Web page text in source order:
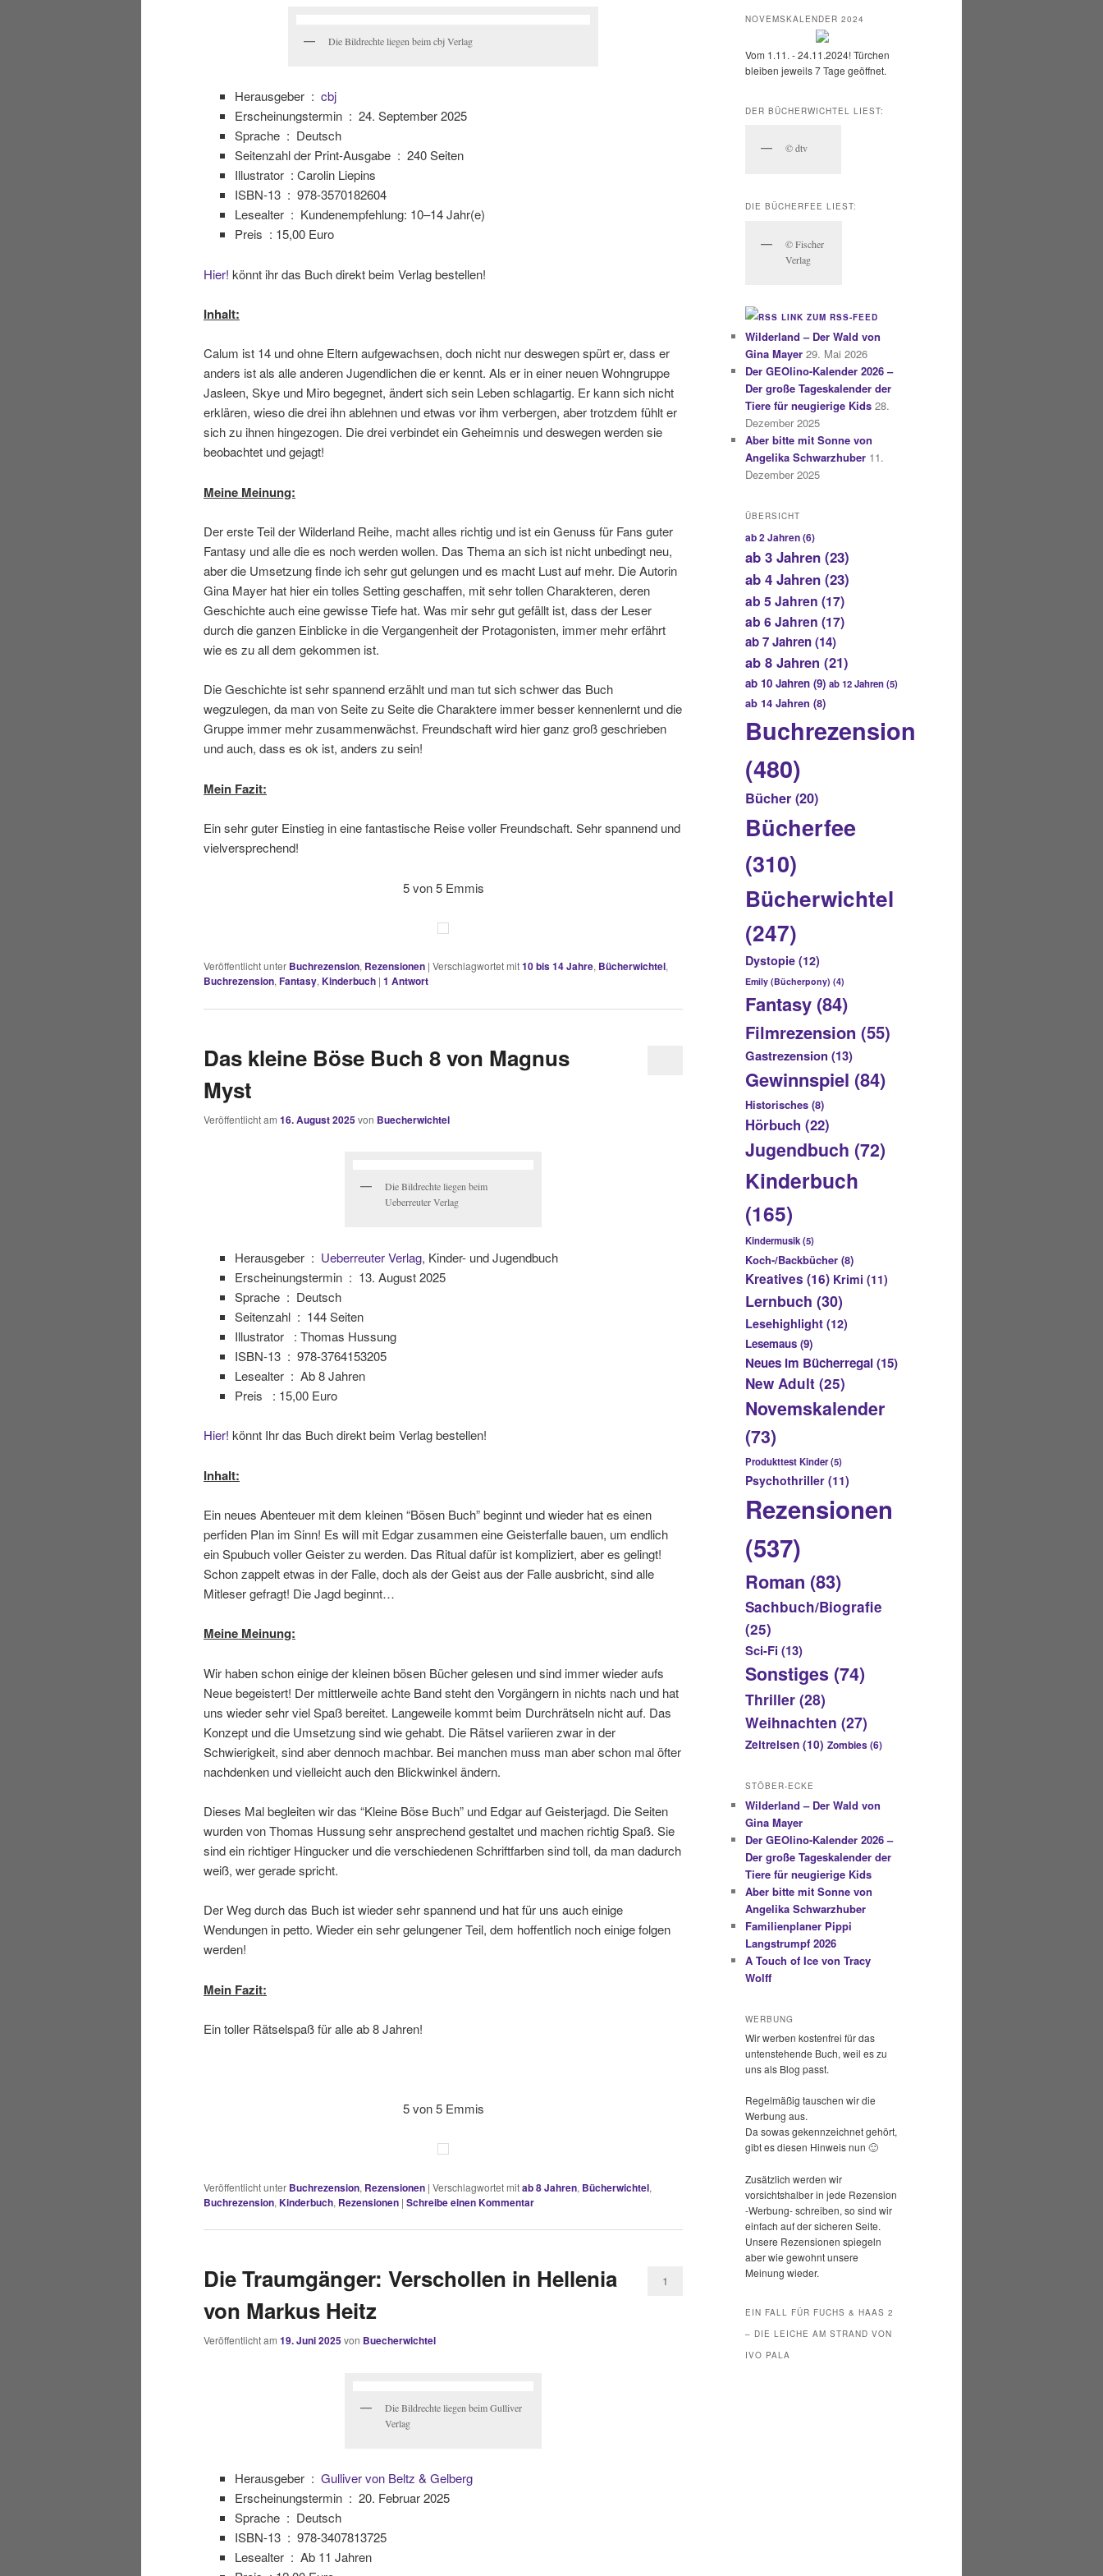
Die Bildrechte liegen beim cbj Verlag
Herausgeber ‏ : ‎ cbj
Erscheinungstermin ‏ : ‎ 24. September 2025
Sprache ‏ : ‎ Deutsch
Seitenzahl der Print-Ausgabe ‏ : ‎ 240 Seiten
Illustrator : Carolin Liepins
ISBN-13 ‏ : ‎ 978-3570182604
Lesealter ‏ : ‎ Kundenempfehlung: 10–14 Jahr(e)
Preis : 15,00 Euro
Hier! könnt ihr das Buch direkt beim Verlag bestellen!
Inhalt:
Calum ist 14 und ohne Eltern aufgewachsen, doch nicht nur deswegen spürt er, dass er
anders ist als alle anderen Jugendlichen die er kennt. Als er in einer neuen Wohngruppe
Jasleen, Skye und Miro begegnet, ändert sich sein Leben schlagartig. Er kann sich nicht
erklären, wieso die drei ihn ablehnen und etwas vor ihm verbergen, aber trotzdem fühlt er
sich zu ihnen hingezogen. Die drei verbindet ein Geheimnis und deswegen werden sie
beobachtet und gejagt!
Meine Meinung:
Der erste Teil der Wilderland Reihe, macht alles richtig und ist ein Genuss für Fans guter
Fantasy und alle die es noch werden wollen. Das Thema an sich ist nicht unbedingt neu,
aber die Umsetzung finde ich sehr gut gelungen und es macht Lust auf mehr. Die Autorin
Gina Mayer hat hier ein tolles Setting geschaffen, mit sehr tollen Charakteren, deren
Geschichte auch eine gewisse Tiefe hat. Was mir sehr gut gefällt ist, dass der Leser
durch die ganzen Einblicke in die Vergangenheit der Protagonisten, immer mehr erfährt
wie es zu all dem gekommen ist.
Die Geschichte ist sehr spannend erzählt und man tut sich schwer das Buch
wegzulegen, da man von Seite zu Seite die Charaktere immer besser kennenlernt und die
Gruppe immer mehr zusammenwächst. Freundschaft wird hier ganz groß geschrieben
und auch, dass es ok ist, anders zu sein!
Mein Fazit:
Ein sehr guter Einstieg in eine fantastische Reise voller Freundschaft. Sehr spannend und
vielversprechend!
5 von 5 Emmis
Veröffentlicht unter Buchrezension, Rezensionen | Verschlagwortet mit10 bis 14 Jahre, Bücherwichtel,
Buchrezension, Fantasy, Kinderbuch | 1 Antwort
Das kleine Böse Buch 8 von Magnus
Myst
Veröffentlicht am 16. August 2025von Buecherwichtel
Die Bildrechte liegen beim
Ueberreuter Verlag
Herausgeber ‏ : ‎ Ueberreuter Verlag, Kinder- und Jugendbuch
Erscheinungstermin ‏ : ‎ 13. August 2025
Sprache ‏ : ‎ Deutsch
Seitenzahl ‏ : ‎ 144 Seiten
Illustrator : Thomas Hussung
ISBN-13 ‏ : ‎ 978-3764153205
Lesealter ‏ : ‎ Ab 8 Jahren
Preis : 15,00 Euro
Hier! könnt Ihr das Buch direkt beim Verlag bestellen!
Inhalt:
Ein neues Abenteuer mit dem kleinen “Bösen Buch” beginnt und wieder hat es einen
perfiden Plan im Sinn! Es will mit Edgar zusammen eine Geisterfalle bauen, um endlich
ein Spubuch voller Geister zu werden. Das Ritual dafür ist kompliziert, aber es gelingt!
Schon zappelt etwas in der Falle, doch als der Geist aus der Falle ausbricht, sind alle
Mitleser gefragt! Die Jagd beginnt…
Meine Meinung:
Wir haben schon einige der kleinen bösen Bücher gelesen und sind immer wieder aufs
Neue begeistert! Der mittlerweile achte Band steht den Vorgängern in nichts nach und hat
uns wieder sehr viel Spaß bereitet. Langeweile kommt beim Durchrätseln nicht auf. Das
Konzept und die Umsetzung sind wie gehabt. Die Rätsel variieren zwar in der
Schwierigkeit, sind aber dennoch machbar. Bei manchen muss man aber schon mal öfter
nachdenken und vielleicht auch den Blickwinkel ändern.
Dieses Mal begleiten wir das “Kleine Böse Buch” und Edgar auf Geisterjagd. Die Seiten
wurden von Thomas Hussung sehr ansprechend gestaltet und machen richtig Spaß. Sie
sind ein richtiger Hingucker und die verschiedenen Schriftfarben sind toll, da man dadurch
weiß, wer gerade spricht.
Der Weg durch das Buch ist wieder sehr spannend und hat für uns auch einige
Wendungen in petto. Wieder ein sehr gelungener Teil, dem hoffentlich noch einige folgen
werden!
Mein Fazit:
Ein toller Rätselspaß für alle ab 8 Jahren!
5 von 5 Emmis
Veröffentlicht unter Buchrezension, Rezensionen | Verschlagwortet mitab 8 Jahren, Bücherwichtel,
Buchrezension, Kinderbuch, Rezensionen | Schreibe einen Kommentar
Die Traumgänger: Verschollen in Hellenia
von Markus Heitz
Veröffentlicht am 19. Juni 2025von Buecherwichtel
1
Die Bildrechte liegen beim Gulliver
Verlag
Herausgeber ‏ : ‎ Gulliver von Beltz & Gelberg
Erscheinungstermin ‏ : ‎ 20. Februar 2025
Sprache ‏ : ‎ Deutsch
ISBN-13 ‏ : ‎ 978-3407813725
Lesealter ‏ : ‎ Ab 11 Jahren
NOVEMSKALENDER 2024
Vom 1.11. - 24.11.2024! Türchen
bleiben jeweils 7 Tage geöffnet.
DER BÜCHERWICHTEL LIEST:
© dtv
DIE BÜCHERFEE LIEST:
© Fischer
Verlag
LINK ZUM RSS-FEED
Wilderland – Der Wald von
Gina Mayer 29. Mai 2026
Der GEOlino-Kalender 2026 –
Der große Tageskalender der
Tiere für neugierige Kids 28.
Dezember 2025
Aber bitte mit Sonne von
Angelika Schwarzhuber 11.
Dezember 2025
ÜBERSICHT
ab 2 Jahren(6)
ab 3 Jahren (23)
ab 4 Jahren (23)
ab 5 Jahren (17)
ab 6 Jahren (17)
ab 7 Jahren(14)
ab 8 Jahren (21)
ab 10 Jahren (9) ab 12 Jahren(5)
ab 14 Jahren (8)
Buchrezension
(480)
Bücher (20)
Bücherfee
(310)
Bücherwichtel
(247)
Dystopie (12)
Emily (Bücherpony) (4)
Fantasy (84)
Filmrezension (55)
Gastrezension (13)
Gewinnspiel (84)
Historisches (8)
Hörbuch (22)
Jugendbuch (72)
Kinderbuch
(165)
Kindermusik(5)
Koch-/Backbücher (8)
Kreatives (16) Krimi (11)
Lernbuch (30)
Lesehighlight (12)
Lesemaus (9)
Neues im Bücherregal(15)
New Adult (25)
Novemskalender
(73)
Produkttest Kinder(5)
Psychothriller (11)
Rezensionen
(537)
Roman (83)
Sachbuch/Biografie
(25)
Sci-Fi (13)
Sonstiges (74)
Thriller (28)
Weihnachten (27)
Zeitreisen (10) Zombies(6)
STÖBER-ECKE
Wilderland – Der Wald von
Gina Mayer
Der GEOlino-Kalender 2026 –
Der große Tageskalender der
Tiere für neugierige Kids
Aber bitte mit Sonne von
Angelika Schwarzhuber
Familienplaner Pippi
Langstrumpf 2026
A Touch of Ice von Tracy
Wolff
WERBUNG
Wir werben kostenfrei für das
untenstehende Buch, weil es zu
uns als Blog passt.
Regelmäßig tauschen wir die
Werbung aus.
Da sowas gekennzeichnet gehört,
gibt es diesen Hinweis nun 🙂
Zusätzlich werden wir
vorsichtshalber in jede Rezension
-Werbung- schreiben, so sind wir
einfach auf der sicheren Seite.
Unsere Rezensionen spiegeln
aber wie gewohnt unsere
Meinung wieder.
EIN FALL FÜR FUCHS & HAAS 2
– DIE LEICHE AM STRAND VON
IVO PALA